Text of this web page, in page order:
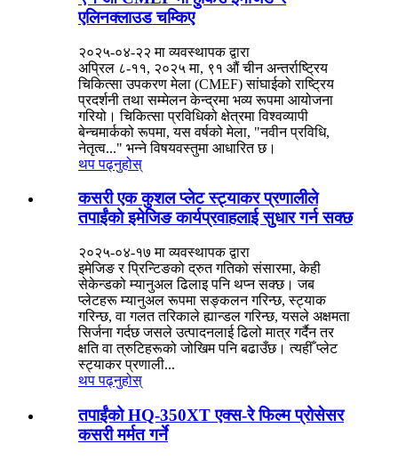
एलिनक्लाउड चम्किए
२०२५-०४-२२ मा व्यवस्थापक द्वारा
अप्रिल ८-११, २०२५ मा, ९१ औं चीन अन्तर्राष्ट्रिय
चिकित्सा उपकरण मेला (CMEF) सांघाईको राष्ट्रिय
प्रदर्शनी तथा सम्मेलन केन्द्रमा भव्य रूपमा आयोजना
गरियो। चिकित्सा प्रविधिको क्षेत्रमा विश्वव्यापी
बेन्चमार्कको रूपमा, यस वर्षको मेला, "नवीन प्रविधि,
नेतृत्व..." भन्ने विषयवस्तुमा आधारित छ।
थप पढ्नुहोस्
कसरी एक कुशल प्लेट स्ट्याकर प्रणालीले
तपाईंको इमेजिङ कार्यप्रवाहलाई सुधार गर्न सक्छ
२०२५-०४-१७ मा व्यवस्थापक द्वारा
इमेजिङ र प्रिन्टिङको द्रुत गतिको संसारमा, केही
सेकेन्डको म्यानुअल ढिलाइ पनि थप्न सक्छ। जब
प्लेटहरू म्यानुअल रूपमा सङ्कलन गरिन्छ, स्ट्याक
गरिन्छ, वा गलत तरिकाले ह्यान्डल गरिन्छ, यसले अक्षमता
सिर्जना गर्दछ जसले उत्पादनलाई ढिलो मात्र गर्दैन तर
क्षति वा त्रुटिहरूको जोखिम पनि बढाउँछ। त्यहीँ प्लेट
स्ट्याकर प्रणाली...
थप पढ्नुहोस्
तपाईंको HQ-350XT एक्स-रे फिल्म प्रोसेसर
कसरी मर्मत गर्ने